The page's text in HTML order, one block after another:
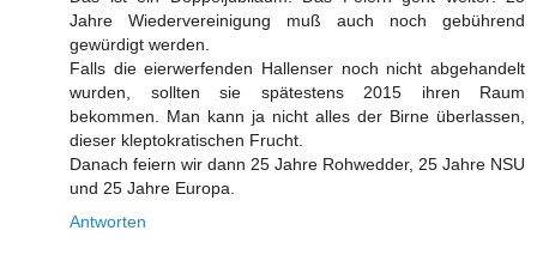
Jahre Wiedervereinigung muß auch noch gebührend
gewürdigt werden.
Falls die eierwerfenden Hallenser noch nicht abgehandelt
wurden, sollten sie spätestens 2015 ihren Raum
bekommen. Man kann ja nicht alles der Birne überlassen,
dieser kleptokratischen Frucht.
Danach feiern wir dann 25 Jahre Rohwedder, 25 Jahre NSU
und 25 Jahre Europa.
Antworten